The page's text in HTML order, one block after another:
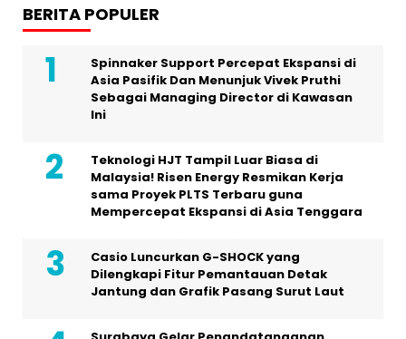
BERITA POPULER
Spinnaker Support Percepat Ekspansi di
Asia Pasifik Dan Menunjuk Vivek Pruthi
Sebagai Managing Director di Kawasan
Ini
Teknologi HJT Tampil Luar Biasa di
Malaysia! Risen Energy Resmikan Kerja
sama Proyek PLTS Terbaru guna
Mempercepat Ekspansi di Asia Tenggara
Casio Luncurkan G-SHOCK yang
Dilengkapi Fitur Pemantauan Detak
Jantung dan Grafik Pasang Surut Laut